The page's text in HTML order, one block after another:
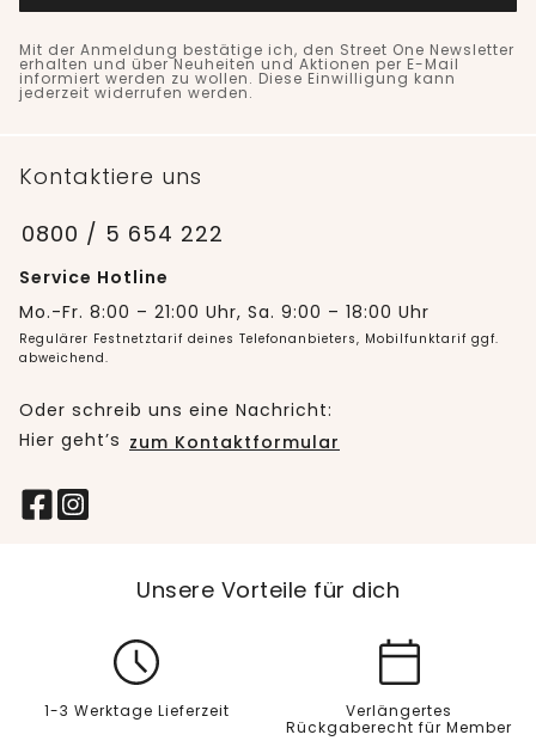
Mit der Anmeldung bestätige ich, den Street One Newsletter
erhalten und über Neuheiten und Aktionen per E-Mail
informiert werden zu wollen. Diese Einwilligung kann
jederzeit widerrufen werden.
Kontaktiere uns
0800 / 5 654 222
Service Hotline
Mo.-Fr. 8:00 – 21:00 Uhr, Sa. 9:00 – 18:00 Uhr
Regulärer Festnetztarif deines Telefonanbieters, Mobilfunktarif ggf.
abweichend.
Oder schreib uns eine Nachricht:
Hier geht’s zum Kontaktformular
Unsere Vorteile für dich
1-3 Werktage Lieferzeit
Verlängertes
Rückgaberecht für Member